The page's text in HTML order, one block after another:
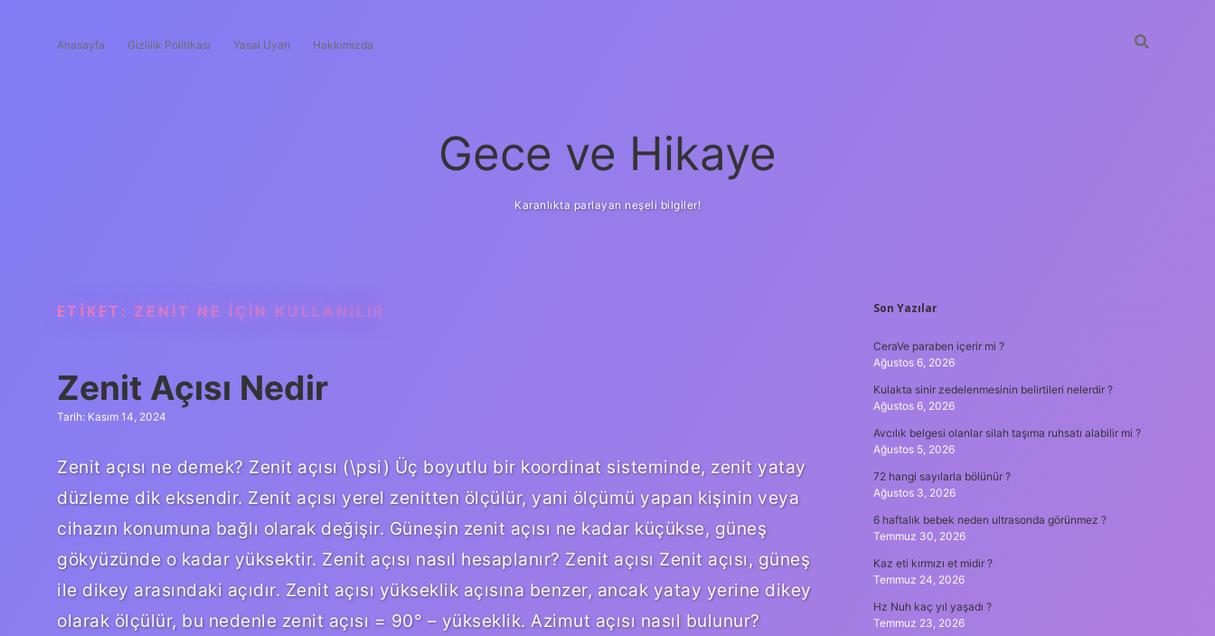
Anasayfa Gizlilik Politikası Yasal Uyarı Hakkımızda
Gece ve Hikaye
Karanlıkta parlayan neşeli bilgiler!
ETIKET: ZENIT NE IÇIN KULLANILIR
Zenit Açısı Nedir
Tarih: Kasım 14, 2024
Zenit açısı ne demek? Zenit açısı (\psi) Üç boyutlu bir koordinat sisteminde, zenit yatay
düzleme dik eksendir. Zenit açısı yerel zenitten ölçülür, yani ölçümü yapan kişinin veya
cihazın konumuna bağlı olarak değişir. Güneşin zenit açısı ne kadar küçükse, güneş
gökyüzünde o kadar yüksektir. Zenit açısı nasıl hesaplanır? Zenit açısı Zenit açısı, güneş
ile dikey arasındaki açıdır. Zenit açısı yükseklik açısına benzer, ancak yatay yerine dikey
olarak ölçülür, bu nedenle zenit açısı = 90° – yükseklik. Azimut açısı nasıl bulunur?
SIDEBAR
Son Yazılar
CeraVe paraben içerir mi ?
Ağustos 6, 2026
Kulakta sinir zedelenmesinin belirtileri nelerdir ?
Ağustos 6, 2026
Avcılık belgesi olanlar silah taşıma ruhsatı alabilir mi ?
Ağustos 5, 2026
72 hangi sayılarla bölünür ?
Ağustos 3, 2026
6 haftalık bebek neden ultrasonda görünmez ?
Temmuz 30, 2026
Kaz eti kırmızı et midir ?
Temmuz 24, 2026
Hz Nuh kaç yıl yaşadı ?
Temmuz 23, 2026